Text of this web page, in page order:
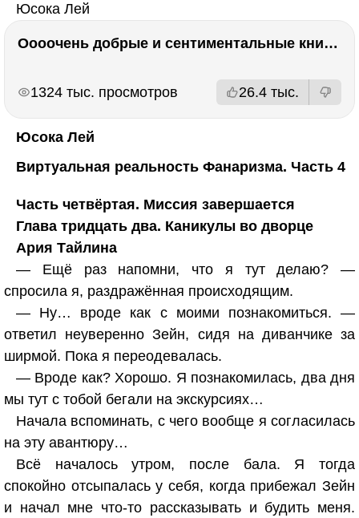
Юсока Лей
Оооочень добрые и сентиментальные книги. Бабушка велела кланяться и История Артура Трулава
1324 тыс. просмотров 26.4 тыс.
Юсока Лей
Виртуальная реальность Фанаризма. Часть 4
Часть четвёртая. Миссия завершается
Глава тридцать два. Каникулы во дворце
Ария Тайлина
— Ещё раз напомни, что я тут делаю? —
спросила я, раздражённая происходящим.
— Ну… вроде как с моими познакомиться. —
ответил неуверенно Зейн, сидя на диванчике за
ширмой. Пока я переодевалась.
— Вроде как? Хорошо. Я познакомилась, два дня
мы тут с тобой бегали на экскурсиях…
Начала вспоминать, с чего вообще я согласилась
на эту авантюру…
Всё началось утром, после бала. Я тогда
спокойно отсыпалась у себя, когда прибежал Зейн
и начал мне что-то рассказывать и будить меня.